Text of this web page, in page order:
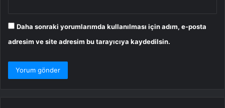
Daha sonraki yorumlarımda kullanılması için adım, e-posta
adresim ve site adresim bu tarayıcıya kaydedilsin.